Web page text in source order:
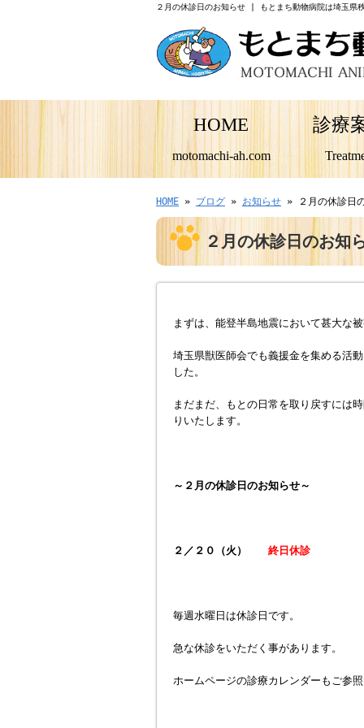
２月の休診日のお知らせ | もとまち動物病院は埼玉県秩
HOME
motomachi-ah.com
診療
HOME » ブログ » お知らせ » ２月の休診日
２月の休診日のお知
まずは、能登半島地震において甚大な
埼玉県獣医師会でも義援金を集める活
した。
まだまだ、もとの日常を取り戻すには
りいたします。
～２月の休診日のお知らせ～
２／２０（火） 終日休診
毎週水曜日は休診日です。
急な休診をいただく事があります。
ホームページの診療カレンダーもご参照